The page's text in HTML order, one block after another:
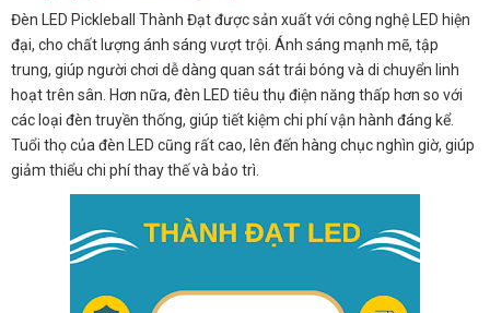
Đèn LED Pickleball Thành Đạt được sản xuất với công nghệ LED hiện
đại, cho chất lượng ánh sáng vượt trội. Ánh sáng mạnh mẽ, tập
trung, giúp người chơi dễ dàng quan sát trái bóng và di chuyển linh
hoạt trên sân. Hơn nữa, đèn LED tiêu thụ điện năng thấp hơn so với
các loại đèn truyền thống, giúp tiết kiệm chi phí vận hành đáng kể.
Tuổi thọ của đèn LED cũng rất cao, lên đến hàng chục nghìn giờ, giúp
giảm thiểu chi phí thay thế và bảo trì.